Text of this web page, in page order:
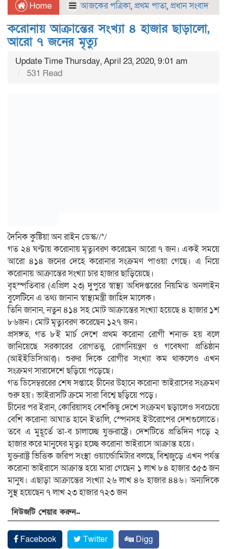
Home আজকের পত্রিকা,প্রথম পাতা,প্রধান সংবাদ
করোনায় আক্রান্তের সংখ্যা ৪ হাজার ছাড়ালো,
আরো ৭ জনের মৃত্যু
Update Time Thursday, April 23, 2020, 9:01 am
531 Read
দৈনিক কুষ্টিয়া অন রাইন ডেস্ক//*/
গত ২৪ ঘণ্টায় করোনায় মৃত্যুবরণ করেছেন আরো ৭ জন। একই সময়ে
আরো ৪১৪ জনের দেহে করোনার সংক্রমণ পাওয়া গেছে। এ নিয়ে
করোনায় আক্রান্তের সংখ্যা চার হাজার ছাড়িয়েছে।
বৃহস্পতিবার (এপ্রিল ২৩) দুপুরে স্বাস্থ্য অধিদপ্তরের নিয়মিত অনলাইন
বুলেটিনে এ তথ্য জানান স্বাস্থ্যমন্ত্রী জাহিদ মালেক।
তিনি জানান, নতুন ৪১৪ সহ মোট আক্রান্তের সংখ্যা হয়েছে ৪ হাজার ১শ
৮৬জন। মোট মৃত্যুবরণ করেছেন ১২৭ জন।
প্রসঙ্গত, গত ৮ই মার্চ দেশে প্রথম করোনা রোগী শনাক্ত হয় বলে
জানিয়েছে সরকারের রোগতত্ত্ব, রোগনিয়ন্ত্রণ ও গবেষণা প্রতিষ্ঠান
(আইইডিসিআর)। শুরুর দিকে রোগীর সংখ্যা কম থাকলেও এখন
সংক্রমণ সারাদেশে ছড়িয়ে পড়েছে।
গত ডিসেম্বররের শেষ সপ্তাহে চীনের উহানে করোনা ভাইরাসের সংক্রমণ
শুরু হয়। ভাইরাসটি ক্রমে সারা বিশ্বে ছড়িয়ে পড়ে।
চীনের পর ইরান, কোরিয়াসহ বেশকিছু দেশে সংক্রমণ ছড়ালেও সবচেয়ে
বেশি করোনা আঘাত হানে ইতালি, স্পেনসহ ইউরোপের দেশগুলোতে।
তবে এ মুহূর্তে তা-ব চালাচ্ছে যুক্তরাষ্ট্রে। দেশটিতে প্রতিদিন গড়ে ২
হাজার করে মানুষের মৃত্যু হচ্ছে করোনা ভাইরাসে আক্রান্ত হয়ে।
যুক্তরাষ্ট্র ভিত্তিক জরিপ সংস্থা ওয়ার্ল্ডোমিটার বলছে, বিশ্বজুড়ে এখন পর্যন্ত
করোনা ভাইরাসে আক্রান্ত হয়ে মারা গেছেন ১ লাখ ৮৪ হাজার ৩৫৩ জন
মানুষ। এছাড়া আক্রান্তের সংখ্যা ২৬ লাখ ৪৬ হাজার ৪৪৬। অন্যদিকে
সুস্থ হয়েছেন ৭ লাখ ২৩ হাজার ৭২৩ জন
নিউজটি শেয়ার করুন..
Facebook Twitter
Digg